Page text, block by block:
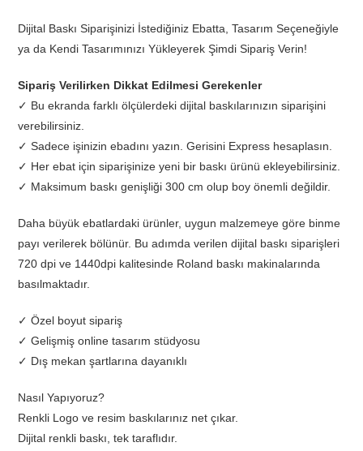
Dijital Baskı Siparişinizi İstediğiniz Ebatta, Tasarım Seçeneğiyle
ya da Kendi Tasarımınızı Yükleyerek Şimdi Sipariş Verin!
Sipariş Verilirken Dikkat Edilmesi Gerekenler
✓ Bu ekranda farklı ölçülerdeki dijital baskılarınızın siparişini
verebilirsiniz.
✓ Sadece işinizin ebadını yazın. Gerisini Express hesaplasın.
✓ Her ebat için siparişinize yeni bir baskı ürünü ekleyebilirsiniz.
✓ Maksimum baskı genişliği 300 cm olup boy önemli değildir.
Daha büyük ebatlardaki ürünler, uygun malzemeye göre binme
payı verilerek bölünür. Bu adımda verilen dijital baskı siparişleri
720 dpi ve 1440dpi kalitesinde Roland baskı makinalarında
basılmaktadır.
✓ Özel boyut sipariş
✓ Gelişmiş online tasarım stüdyosu
✓ Dış mekan şartlarına dayanıklı
Nasıl Yapıyoruz?
Renkli Logo ve resim baskılarınız net çıkar.
Dijital renkli baskı, tek taraflıdır.